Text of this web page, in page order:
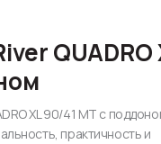
QUADRO
XL 90/41 MT с
практичность и